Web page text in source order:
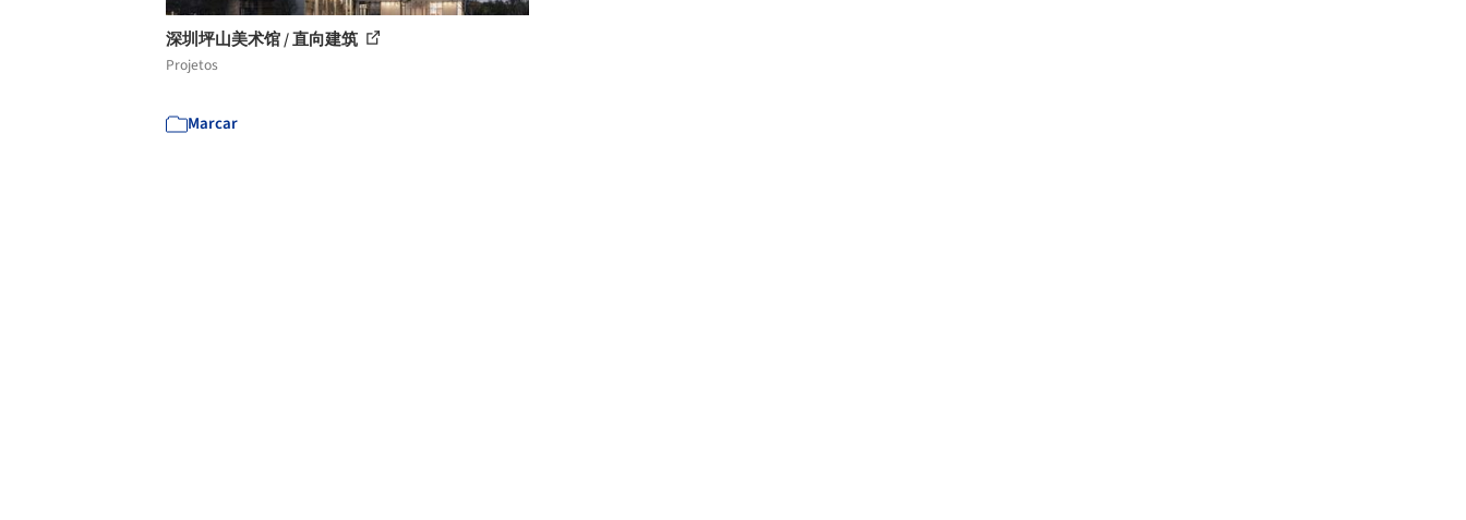
深圳坪山美术馆 / 直向建筑
Projetos
Marcar